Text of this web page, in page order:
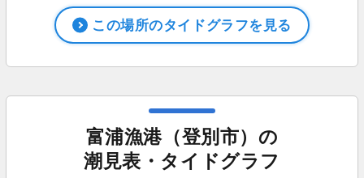
この場所のタイドグラフを見る
富浦漁港（登別市）の
潮見表・タイドグラフ